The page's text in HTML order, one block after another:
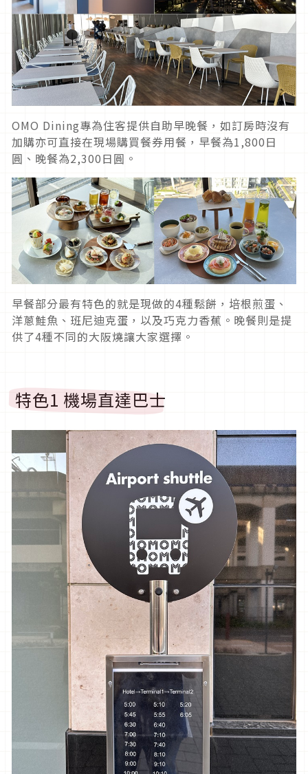
OMO Dining專為住客提供自助早晚餐，如訂房時沒有
加購亦可直接在現場購買餐券用餐，早餐為1,800日
圓、晚餐為2,300日圓。
早餐部分最有特色的就是現做的4種鬆餅，培根煎蛋、
洋蔥鮭魚、班尼迪克蛋，以及巧克力香蕉。晚餐則是提
供了4種不同的大阪燒讓大家選擇。
特色1 機場直達巴士